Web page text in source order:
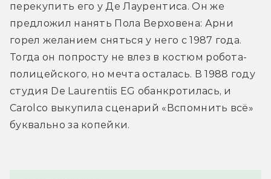
перекупить его у Де Лаурентиса. Он же
предложил нанять Пола Верховена: Арни
горел желанием сняться у него с 1987 года.
Тогда он попросту не влез в костюм робота-
полицейского, но мечта осталась. В 1988 году
студия De Laurentiis EG обанкротилась, и
Carolco выкупила сценарий «Вспомнить всё»
буквально за копейки.